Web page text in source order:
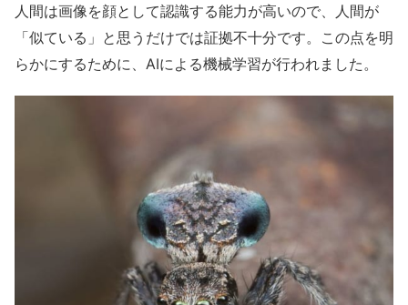
人間は画像を顔として認識する能力が高いので、人間が
「似ている」と思うだけでは証拠不十分です。この点を明
らかにするために、AIによる機械学習が行われました。